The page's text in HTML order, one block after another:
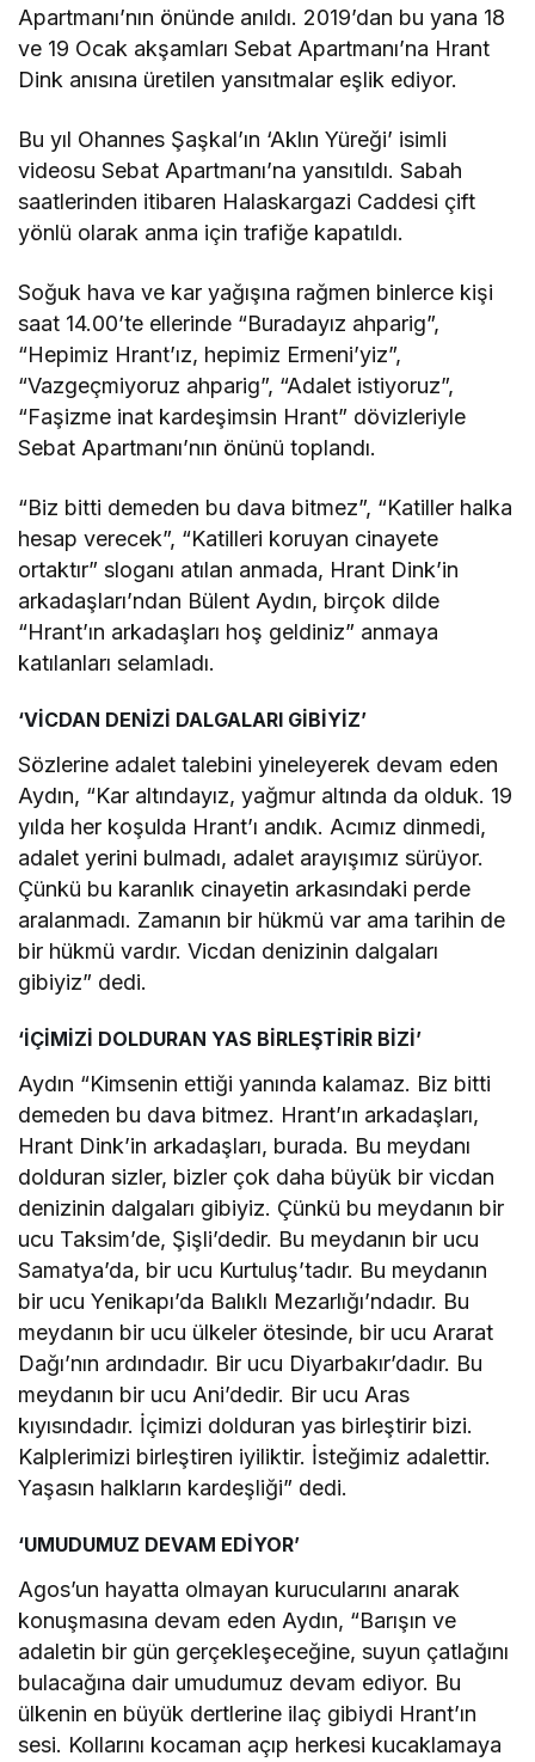
Apartmanı’nın önünde anıldı. 2019’dan bu yana 18
ve 19 Ocak akşamları Sebat Apartmanı’na Hrant
Dink anısına üretilen yansıtmalar eşlik ediyor.
Bu yıl Ohannes Şaşkal’ın ‘Aklın Yüreği’ isimli
videosu Sebat Apartmanı’na yansıtıldı. Sabah
saatlerinden itibaren Halaskargazi Caddesi çift
yönlü olarak anma için trafiğe kapatıldı.
Soğuk hava ve kar yağışına rağmen binlerce kişi
saat 14.00’te ellerinde “Buradayız ahparig”,
“Hepimiz Hrant’ız, hepimiz Ermeni’yiz”,
“Vazgeçmiyoruz ahparig”, “Adalet istiyoruz”,
“Faşizme inat kardeşimsin Hrant” dövizleriyle
Sebat Apartmanı’nın önünü toplandı.
“Biz bitti demeden bu dava bitmez”, “Katiller halka
hesap verecek”, “Katilleri koruyan cinayete
ortaktır” sloganı atılan anmada, Hrant Dink’in
arkadaşları’ndan Bülent Aydın, birçok dilde
“Hrant’ın arkadaşları hoş geldiniz” anmaya
katılanları selamladı.
‘VİCDAN DENİZİ DALGALARI GİBİYİZ’
Sözlerine adalet talebini yineleyerek devam eden
Aydın, “Kar altındayız, yağmur altında da olduk. 19
yılda her koşulda Hrant’ı andık. Acımız dinmedi,
adalet yerini bulmadı, adalet arayışımız sürüyor.
Çünkü bu karanlık cinayetin arkasındaki perde
aralanmadı. Zamanın bir hükmü var ama tarihin de
bir hükmü vardır. Vicdan denizinin dalgaları
gibiyiz” dedi.
‘İÇİMİZİ DOLDURAN YAS BİRLEŞTİRİR BİZİ’
Aydın “Kimsenin ettiği yanında kalamaz. Biz bitti
demeden bu dava bitmez. Hrant’ın arkadaşları,
Hrant Dink’in arkadaşları, burada. Bu meydanı
dolduran sizler, bizler çok daha büyük bir vicdan
denizinin dalgaları gibiyiz. Çünkü bu meydanın bir
ucu Taksim’de, Şişli’dedir. Bu meydanın bir ucu
Samatya’da, bir ucu Kurtuluş’tadır. Bu meydanın
bir ucu Yenikapı’da Balıklı Mezarlığı’ndadır. Bu
meydanın bir ucu ülkeler ötesinde, bir ucu Ararat
Dağı’nın ardındadır. Bir ucu Diyarbakır’dadır. Bu
meydanın bir ucu Ani’dedir. Bir ucu Aras
kıyısındadır. İçimizi dolduran yas birleştirir bizi.
Kalplerimizi birleştiren iyiliktir. İsteğimiz adalettir.
Yaşasın halkların kardeşliği” dedi.
‘UMUDUMUZ DEVAM EDİYOR’
Agos’un hayatta olmayan kurucularını anarak
konuşmasına devam eden Aydın, “Barışın ve
adaletin bir gün gerçekleşeceğine, suyun çatlağını
bulacağına dair umudumuz devam ediyor. Bu
ülkenin en büyük dertlerine ilaç gibiydi Hrant’ın
sesi. Kollarını kocaman açıp herkesi kucaklamaya